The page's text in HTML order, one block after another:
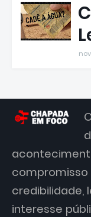
compromisso
credibilidade,
interesse